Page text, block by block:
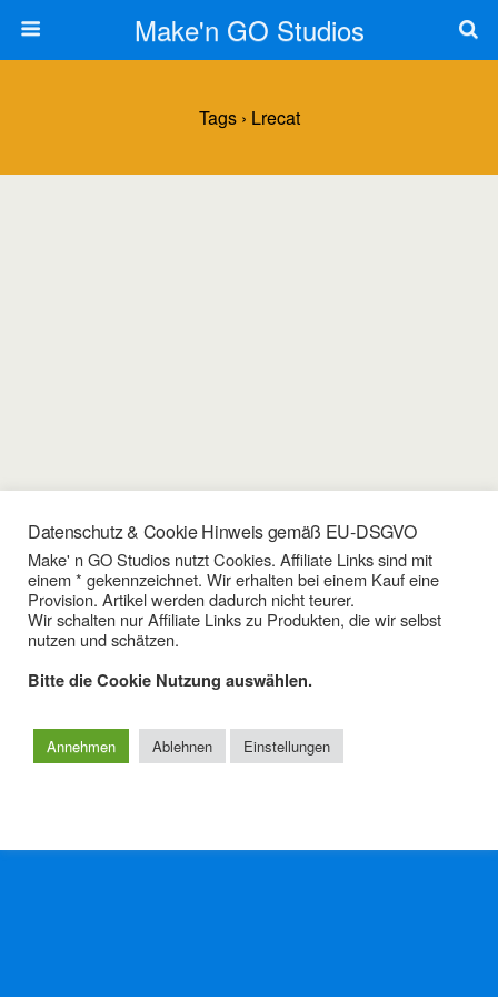
Make'n GO Studios
Tags › Lrecat
14/01/2022
Lrecat Mini Bluetooth
Lautsprecher – einfach schön &
klingt auch noch gut.
Zum Seitenanfang
Datenschutz & Cookie Hinweis gemäß EU-DSGVO
Make' n GO Studios nutzt Cookies. Affiliate Links sind mit
einem * gekennzeichnet. Wir erhalten bei einem Kauf eine
Provision. Artikel werden dadurch nicht teurer.
Wir schalten nur Affiliate Links zu Produkten, die wir selbst
nutzen und schätzen.
Bitte die Cookie Nutzung auswählen.
Annehmen Ablehnen Einstellungen